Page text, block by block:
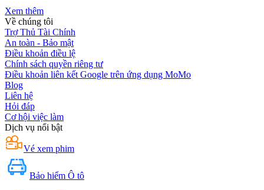
Xem thêm
Về chúng tôi
Trợ Thủ Tài Chính
An toàn - Bảo mật
Điều khoản điều lệ
Chính sách quyền riêng tư
Điều khoản liên kết Google trên ứng dụng MoMo
Blog
Liên hệ
Hỏi đáp
Cơ hội việc làm
Dịch vụ nổi bật
Vé xem phim
Bảo hiểm Ô tô